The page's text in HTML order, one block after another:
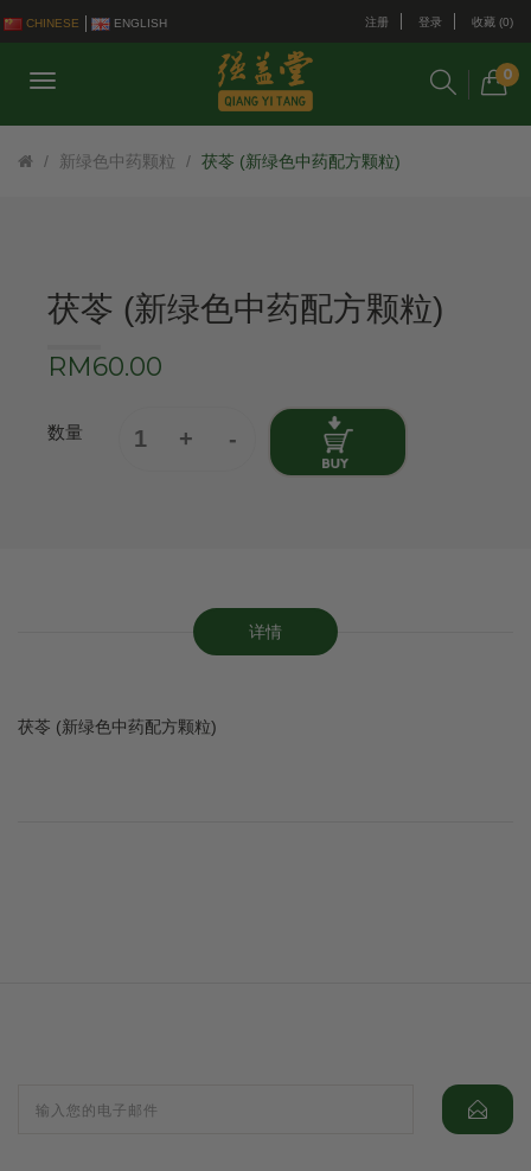
CHINESE ENGLISH 注册 登录 收藏 (0)
0
新绿色中药颗粒 茯苓 (新绿色中药配方颗粒)
茯苓 (新绿色中药配方颗粒)
RM60.00
数量
详情
茯苓 (新绿色中药配方颗粒)